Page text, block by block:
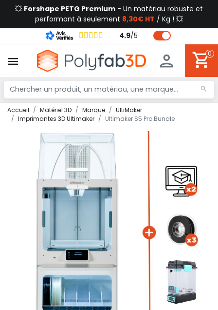
💥 Forshape PETG Premium - Un matériau robuste et
performant à seulement 8,30€ HT / Kg ! 💥
4.9/5
0
Accueil Matériel 3D Marque
UltiMaker
Imprimantes 3D Ultimaker
Ultimaker S5 Pro Bundle